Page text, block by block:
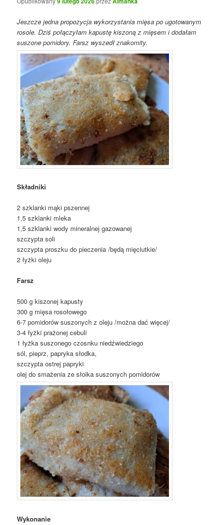
Jeszcze jedna propozycja wykorzystania mięsa po ugotowanym
rosole. Dziś połączyłam kapustę kiszoną z mięsem i dodałam
suszone pomidory. Farsz wyszedł znakomity.
Składniki
2 szklanki mąki pszennej
1,5 szklanki mleka
1,5 szklanki wody mineralnej gazowanej
szczypta soli
szczypta proszku do pieczenia /będą mięciutkie/
2 łyżki oleju
Farsz
500 g kiszonej kapusty
300 g mięsa rosołowego
6-7 pomidorów suszonych z oleju /można dać więcej/
3-4 łyżki prażonej cebuli
1 łyżka suszonego czosnku niedźwiedziego
sól, pieprz, papryka słodka,
szczypta ostrej papryki
olej do smażenia ze słoika suszonych pomidorów
Wykonanie